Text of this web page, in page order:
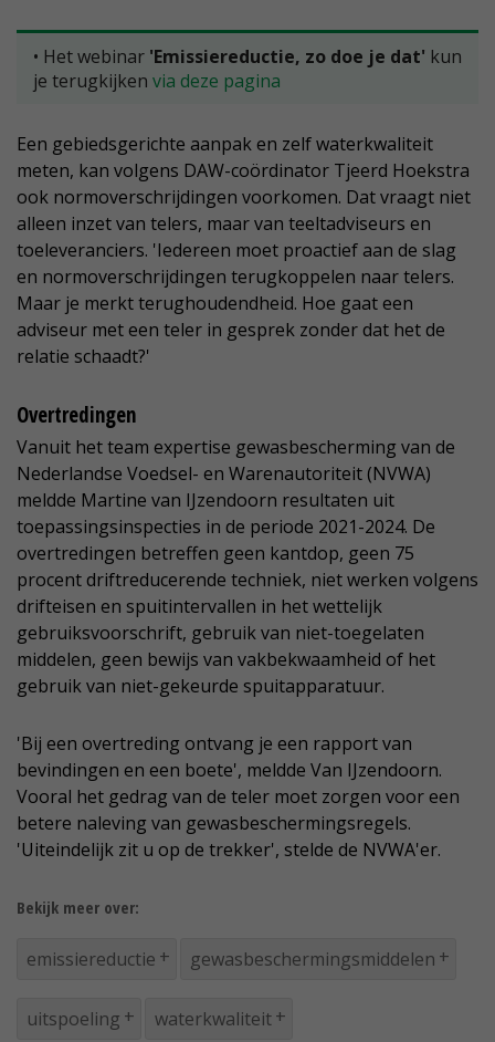
• Het webinar 'Emissiereductie, zo doe je dat' kun
je terugkijken via deze pagina
Een gebiedsgerichte aanpak en zelf waterkwaliteit
meten, kan volgens DAW-coördinator Tjeerd Hoekstra
ook normoverschrijdingen voorkomen. Dat vraagt niet
alleen inzet van telers, maar van teeltadviseurs en
toeleveranciers. 'Iedereen moet proactief aan de slag
en normoverschrijdingen terugkoppelen naar telers.
Maar je merkt terughoudendheid. Hoe gaat een
adviseur met een teler in gesprek zonder dat het de
relatie schaadt?'
Overtredingen
Vanuit het team expertise gewasbescherming van de
Nederlandse Voedsel- en Warenautoriteit (NVWA)
meldde Martine van IJzendoorn resultaten uit
toepassingsinspecties in de periode 2021-2024. De
overtredingen betreffen geen kantdop, geen 75
procent driftreducerende techniek, niet werken volgens
drifteisen en spuitintervallen in het wettelijk
gebruiksvoorschrift, gebruik van niet-toegelaten
middelen, geen bewijs van vakbekwaamheid of het
gebruik van niet-gekeurde spuitapparatuur.
'Bij een overtreding ontvang je een rapport van
bevindingen en een boete', meldde Van IJzendoorn.
Vooral het gedrag van de teler moet zorgen voor een
betere naleving van gewasbeschermingsregels.
'Uiteindelijk zit u op de trekker', stelde de NVWA'er.
Bekijk meer over:
emissiereductie gewasbeschermingsmiddelen
uitspoeling waterkwaliteit